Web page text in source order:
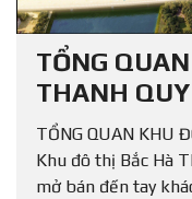
TỔNG
THANH
TỔNG QUAN KHU
Khu đô thị Bắc Hà
mở bán đến tay